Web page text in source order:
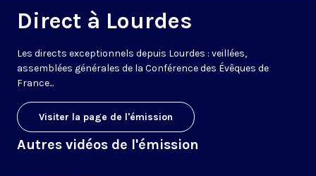
Direct à Lourdes
Les directs exceptionnels depuis Lourdes : veillées,
assemblées générales de la Conférence des Évêques de
France...
Visiter la page de l'émission
Autres vidéos de l'émission